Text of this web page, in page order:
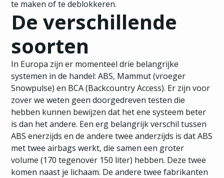
te maken of te deblokkeren.
De verschillende
soorten
In Europa zijn er momenteel drie belangrijke
systemen in de handel: ABS, Mammut (vroeger
Snowpulse) en BCA (Backcountry Access). Er zijn voor
zover we weten geen doorgedreven testen die
hebben kunnen bewijzen dat het ene systeem beter
is dan het andere. Een erg belangrijk verschil tussen
ABS enerzijds en de andere twee anderzijds is dat ABS
met twee airbags werkt, die samen een groter
volume (170 tegenover 150 liter) hebben. Deze twee
komen naast je lichaam. De andere twee fabrikanten